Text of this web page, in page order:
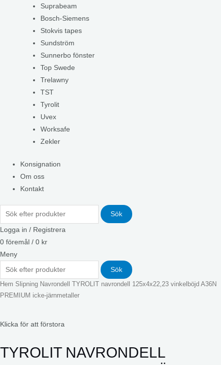
Suprabeam
Bosch-Siemens
Stokvis tapes
Sundström
Sunnerbo fönster
Top Swede
Trelawny
TST
Tyrolit
Uvex
Worksafe
Zekler
Konsignation
Om oss
Kontakt
Sök
Logga in / Registrera
0 föremål / 0 kr
Meny
Sök
Hem Slipning Navrondell
TYROLIT navrondell 125x4x22,23 vinkelböjd A36N
PREMIUM icke-järnmetaller
Klicka för att förstora
TYROLIT NAVRONDELL